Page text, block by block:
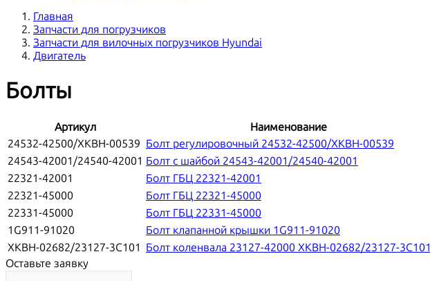
Главная
Запчасти для погрузчиков
Запчасти для вилочных погрузчиков Hyundai
Двигатель
Болты
Артикул
Наименование
24532-42500/XKBH-00539 Болт регулировочный 24532-42500/XKBH-00539
24543-42001/24540-42001 Болт с шайбой 24543-42001/24540-42001
22321-42001 Болт ГБЦ 22321-42001
22321-45000 Болт ГБЦ 22321-45000
22331-45000 Болт ГБЦ 22331-45000
1G911-91020 Болт клапанной крышки 1G911-91020
XKBH-02682/23127-3C101 Болт коленвала 23127-42000 XKBH-02682/23127-3C101
Оставьте заявку